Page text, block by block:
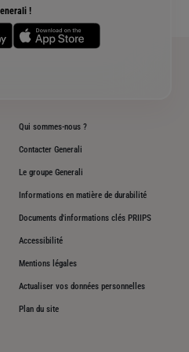
!
Qui sommes-nous ?
Contacter Generali
Le groupe Generali
Informations en matière de durabilité
Documents d'informations clés PRIIPS
Accessibilité
Mentions légales
Actualiser vos données personnelles
Plan du site